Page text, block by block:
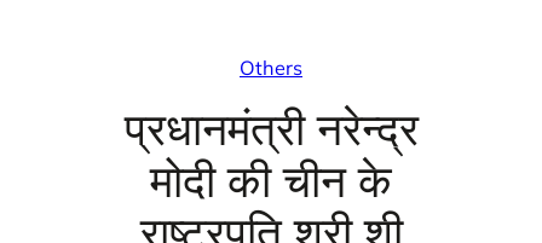
Others
प्रधानमंत्री नरेन्द्र
मोदी की चीन के